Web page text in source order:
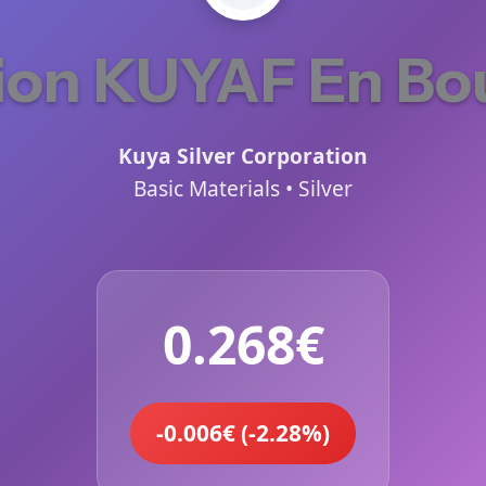
KUYAF En
Kuya Silver Corporation
Basic Materials • Silver
0.268€
-0.006€ (-2.28%)